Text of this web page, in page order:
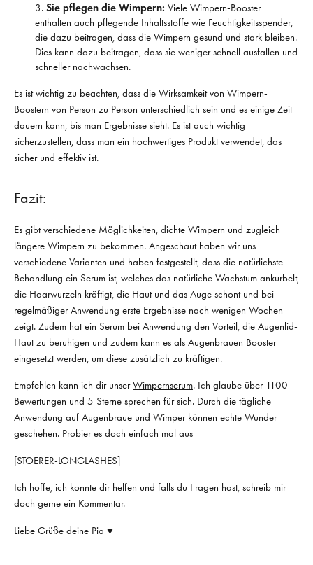
Sie pflegen die Wimpern: Viele Wimpern-Booster
enthalten auch pflegende Inhaltsstoffe wie Feuchtigkeitsspender,
die dazu beitragen, dass die Wimpern gesund und stark bleiben.
Dies kann dazu beitragen, dass sie weniger schnell ausfallen und
schneller nachwachsen.
Es ist wichtig zu beachten, dass die Wirksamkeit von Wimpern-
Boostern von Person zu Person unterschiedlich sein und es einige Zeit
dauern kann, bis man Ergebnisse sieht. Es ist auch wichtig
sicherzustellen, dass man ein hochwertiges Produkt verwendet, das
sicher und effektiv ist.
Fazit:
Es gibt verschiedene Möglichkeiten, dichte Wimpern und zugleich
längere Wimpern zu bekommen. Angeschaut haben wir uns
verschiedene Varianten und haben festgestellt, dass die natürlichste
Behandlung ein Serum ist, welches das natürliche Wachstum ankurbelt,
die Haarwurzeln kräftigt, die Haut und das Auge schont und bei
regelmäßiger Anwendung erste Ergebnisse nach wenigen Wochen
zeigt. Zudem hat ein Serum bei Anwendung den Vorteil, die Augenlid-
Haut zu beruhigen und zudem kann es als Augenbrauen Booster
eingesetzt werden, um diese zusätzlich zu kräftigen.
Empfehlen kann ich dir unserWimpernserum. Ich glaube über 1100
Bewertungen und 5 Sterne sprechen für sich. Durch die tägliche
Anwendung auf Augenbraue und Wimper können echte Wunder
geschehen. Probier es doch einfach mal aus
[STOERER-LONGLASHES]
Ich hoffe, ich konnte dir helfen und falls du Fragen hast, schreib mir
doch gerne ein Kommentar.
Liebe Grüße deine Pia ♥️